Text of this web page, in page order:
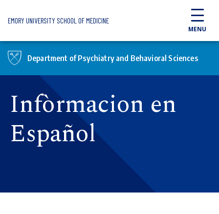
EMORY UNIVERSITY SCHOOL OF MEDICINE
MENU
Department of Psychiatry and Behavioral Sciences
Infòrmacion en
Español